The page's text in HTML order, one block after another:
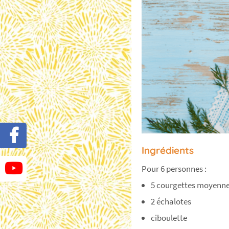
Ingrédients
Pour 6 personnes :
5 courgettes
2 échalotes
ciboulette